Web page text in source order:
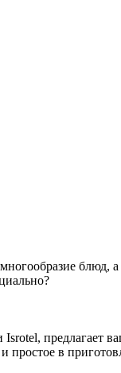
предлагает
простое в